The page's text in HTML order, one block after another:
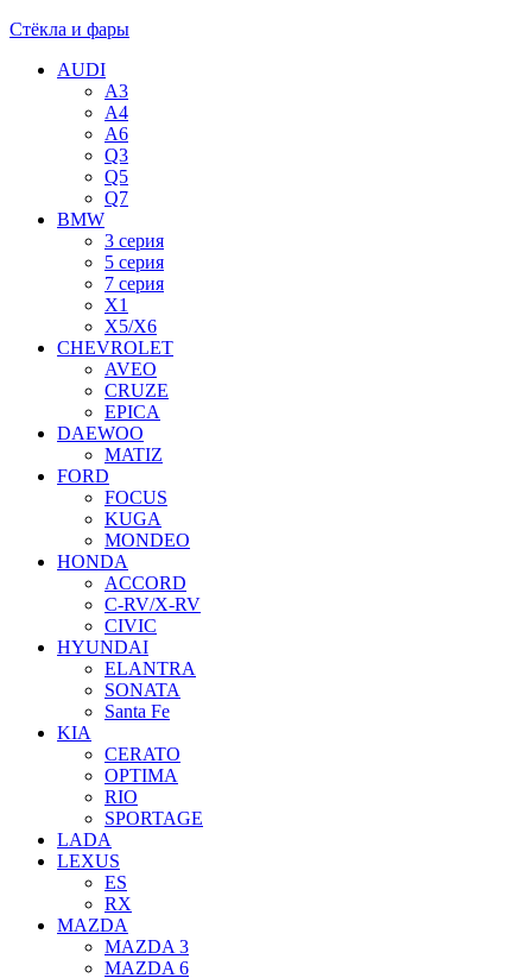
Стёкла и фары
AUDI
A3
A4
A6
Q3
Q5
Q7
BMW
3 серия
5 серия
7 серия
X1
X5/X6
CHEVROLET
AVEO
CRUZE
EPICA
DAEWOO
MATIZ
FORD
FOCUS
KUGA
MONDEO
HONDA
ACCORD
C-RV/X-RV
CIVIC
HYUNDAI
ELANTRA
SONATA
Santa Fe
KIA
CERATO
OPTIMA
RIO
SPORTAGE
LADA
LEXUS
ES
RX
MAZDA
MAZDA 3
MAZDA 6